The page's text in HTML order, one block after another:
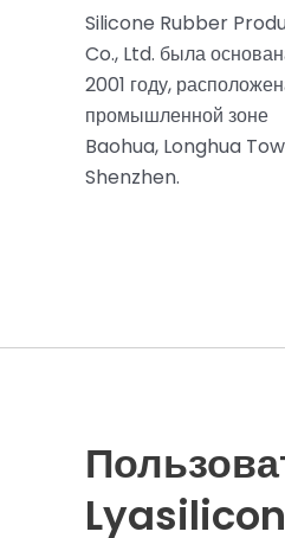
Silicone Rubber
Co., Ltd. была
2001 году,
промышленной зоне
Baohua, Longhua
Shenzhen.